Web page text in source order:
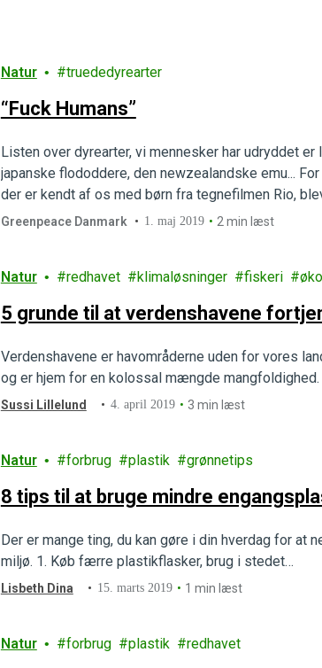
Natur truededyrearter
“Fuck Humans”
Listen over dyrearter, vi mennesker har udryddet
japanske flododdere, den newzealandske emu...
der er kendt af os med børn fra tegnefilmen Rio,
længere liste over dyrearter, der er er…
Greenpeace Danmark 1. maj 2019 2 min læst
Natur redhavet klimaløsninger fiskeri
5 grunde til at verdenshavene
Verdenshavene er havområderne uden for vores
og er hjem for en kolossal mængde mangfoldighed.
Sussi Lillelund 4. april 2019 3 min læst
Natur forbrug plastik grønnetips
8 tips til at bruge mindre
Der er mange ting, du kan gøre i din hverdag for
miljø. 1. Køb færre plastikflasker, brug i stedet…
Lisbeth Dina 15. marts 2019 1 min læst
Natur forbrug plastik redhavet